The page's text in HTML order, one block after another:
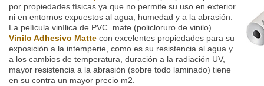
por propiedades físicas ya que no permite su uso en exterior
ni en entornos expuestos al agua, humedad y a la abrasión.
La película vinílica de PVC mate (policloruro de vinilo)
Vinilo Adhesivo Matte con excelentes propiedades para su
exposición a la intemperie, como es su resistencia al agua y
a los cambios de temperatura, duración a la radiación UV,
mayor resistencia a la abrasión (sobre todo laminado) tiene
en su contra un mayor precio m2.